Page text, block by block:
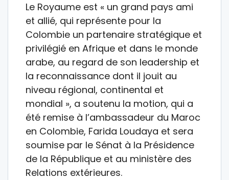
Le Royaume est « un grand pays ami
et allié, qui représente pour la
Colombie un partenaire stratégique et
privilégié en Afrique et dans le monde
arabe, au regard de son leadership et
la reconnaissance dont il jouit au
niveau régional, continental et
mondial », a soutenu la motion, qui a
été remise à l’ambassadeur du Maroc
en Colombie, Farida Loudaya et sera
soumise par le Sénat à la Présidence
de la République et au ministère des
Relations extérieures.